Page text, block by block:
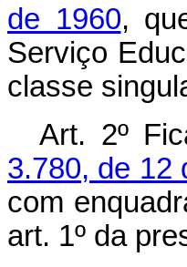
de 1960,
Serviço
classe
Art. 2º
3.780, de 12
com
art. 1º da